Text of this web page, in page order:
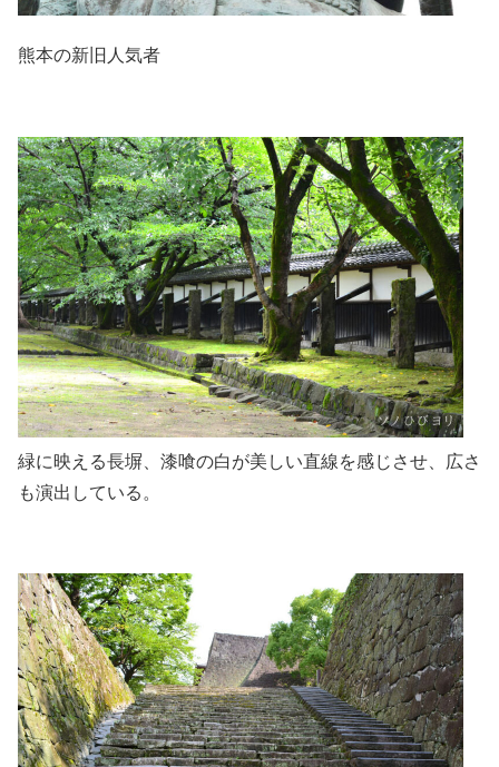
熊本の新旧人気者
緑に映える長塀、漆喰の白が美しい直線を感じさせ、広さ
も演出している。